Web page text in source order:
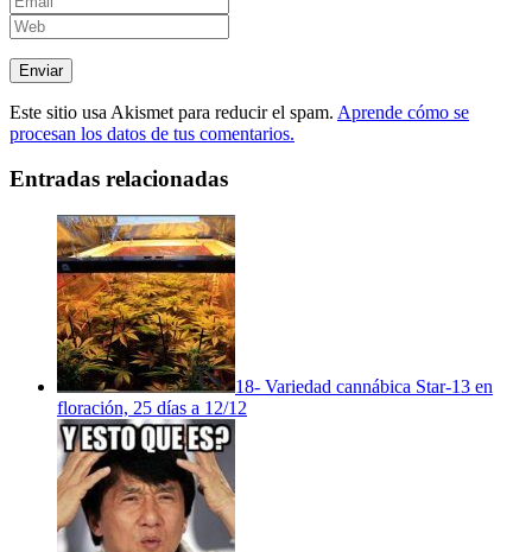
Este sitio usa Akismet para reducir el spam. Aprende cómo se
procesan los datos de tus comentarios.
Entradas relacionadas
18- Variedad cannábica Star-13 en
floración, 25 días a 12/12